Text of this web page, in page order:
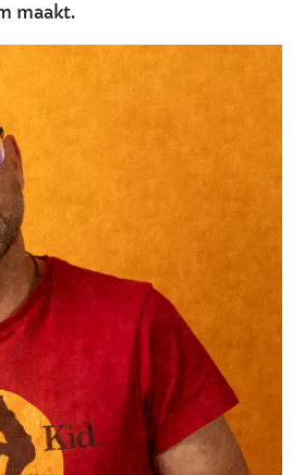
maakt.